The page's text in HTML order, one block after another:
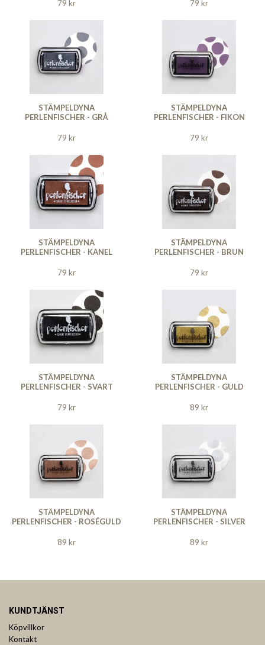
79 kr
79 kr
STÄMPELDYNA
PERLENFISCHER - GRÅ
79 kr
STÄMPELDYNA
PERLENFISCHER - FIKON
79 kr
STÄMPELDYNA
PERLENFISCHER - KANEL
79 kr
STÄMPELDYNA
PERLENFISCHER - BRUN
79 kr
STÄMPELDYNA
PERLENFISCHER - SVART
79 kr
STÄMPELDYNA
PERLENFISCHER - GULD
89 kr
STÄMPELDYNA
PERLENFISCHER - ROSÉGULD
89 kr
STÄMPELDYNA
PERLENFISCHER - SILVER
89 kr
KUNDTJÄNST
Köpvillkor
Kontakt